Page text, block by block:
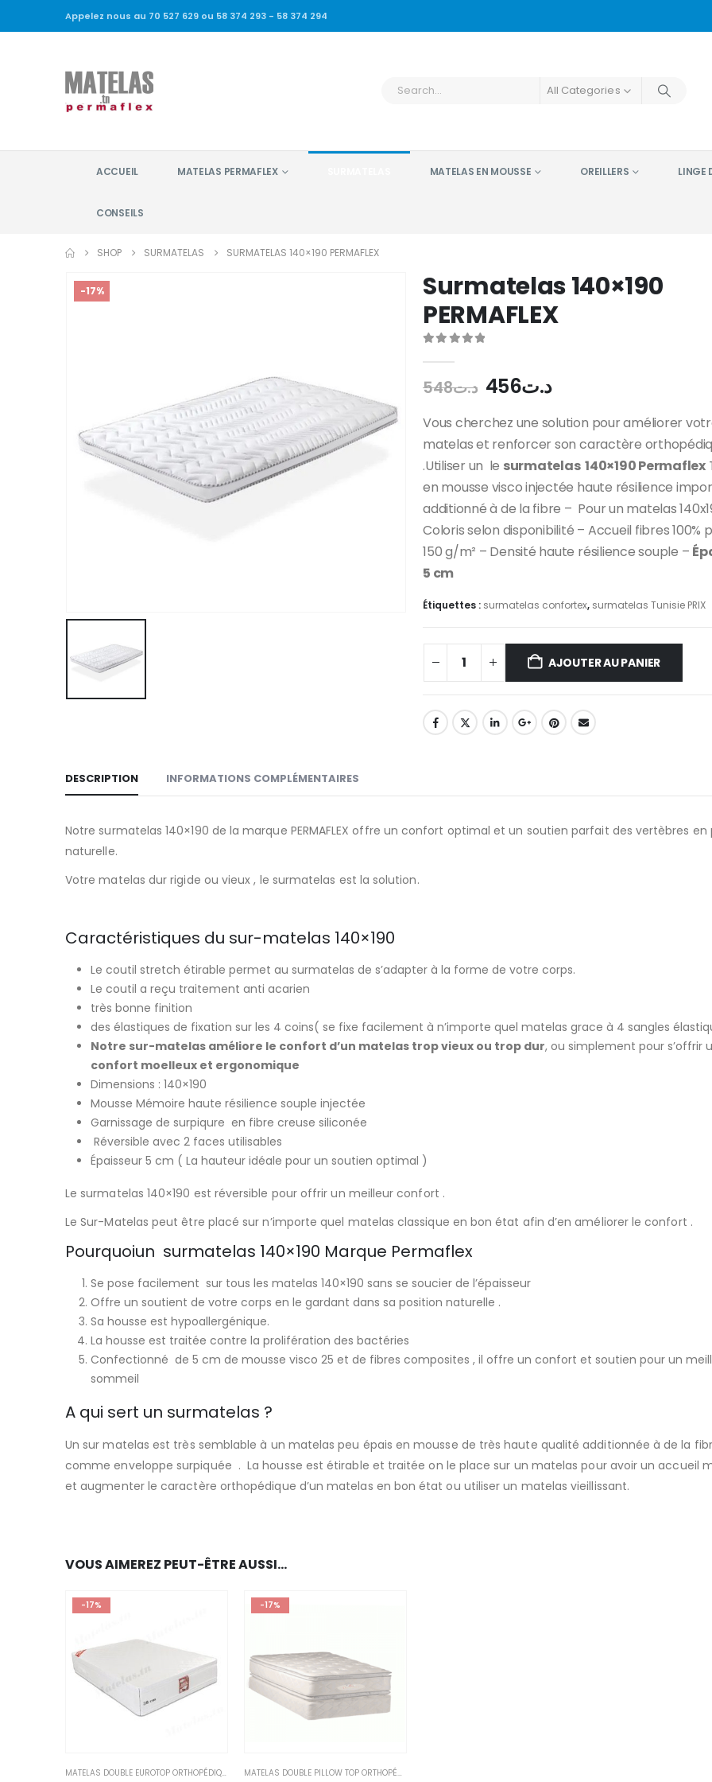
Appelez nous au 70 527 629 ou 58 374 293 - 58 374 294
All Categories
ACCUEIL MATELAS PERMAFLEX MATELAS EN MOUSSE OREILLERS LINGE
CONSEILS
SHOP SURMATELAS SURMATELAS 140×190 PERMAFLEX
-17%
Surmatelas 140×190
PERMAFLEX
د.ت548 Le
initial
était :
د.ت548.
د.ت456 Le
actuel
est :
د.ت456.
Vous cherchez une solution pour améliorer
matelas et renforcer son caractère
.Utiliser un le surmatelas 140×190 Permaflex
en mousse visco injectée haute résilience
additionné à de la fibre – Pour un matelas
Coloris selon disponibilité – Accueil fibres 100%
150 g/m² – Densité haute résilience souple –
5 cm
Étiquettes : surmatelas confortex, surmatelas Tunisie PRIX
AJOUTER AU PANIER
DESCRIPTION INFORMATIONS COMPLÉMENTAIRES
Notre surmatelas 140×190 de la marque PERMAFLEX offre un confort optimal et un soutien parfait des vertèbres en
naturelle.
Votre matelas dur rigide ou vieux , le surmatelas est la solution.
Caractéristiques du sur-matelas 140×190
Le coutil stretch étirable permet au surmatelas de s’adapter à la forme de votre corps.
Le coutil a reçu traitement anti acarien
très bonne finition
des élastiques de fixation sur les 4 coins( se fixe facilement à n’importe quel matelas grace à 4 sangles
Notre sur-matelas améliore le confort d’un matelas trop vieux ou trop dur, ou simplement pour s’offrir
confort moelleux et ergonomique
Dimensions : 140×190
Mousse Mémoire haute résilience souple injectée
Garnissage de surpiqure en fibre creuse siliconée
Réversible avec 2 faces utilisables
Épaisseur 5 cm ( La hauteur idéale pour un soutien optimal )
Le surmatelas 140×190 est réversible pour offrir un meilleur confort .
Le Sur-Matelas peut être placé sur n’importe quel matelas classique en bon état afin d’en améliorer le confort .
Pourquoiun surmatelas 140×190 Marque Permaflex
Se pose facilement sur tous les matelas 140×190 sans se soucier de l’épaisseur
Offre un soutient de votre corps en le gardant dans sa position naturelle .
Sa housse est hypoallergénique.
La housse est traitée contre la prolifération des bactéries
Confectionné de 5 cm de mousse visco 25 et de fibres composites , il offre un confort et soutien pour un
sommeil
A qui sert un surmatelas ?
Un sur matelas est très semblable à un matelas peu épais en mousse de très haute qualité additionnée à de la
comme enveloppe surpiquée . La housse est étirable et traitée on le place sur un matelas pour avoir un accueil
et augmenter le caractère orthopédique d’un matelas en bon état ou utiliser un matelas vieillissant.
VOUS AIMEREZ PEUT-ÊTRE AUSSI…
-17%
MATELAS DOUBLE EUROTOP ORTHOPÉDIQUE PERMAFLEX
-17%
MATELAS DOUBLE PILLOW TOP ORTHOPÉDIQUES